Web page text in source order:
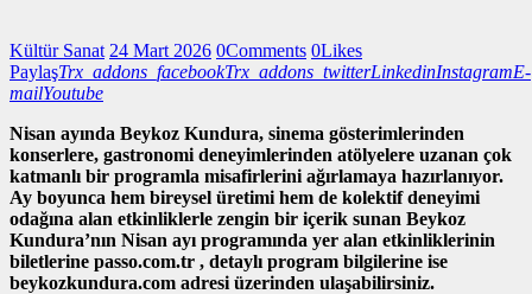
Kültür Sanat 24 Mart 2026 0Comments 0Likes
PaylaşTrx_addons_facebookTrx_addons_twitterLinkedinInstagramE-
mailYoutube
Nisan ayında Beykoz Kundura, sinema gösterimlerinden
konserlere, gastronomi deneyimlerinden atölyelere uzanan çok
katmanlı bir programla misafirlerini ağırlamaya hazırlanıyor.
Ay boyunca hem bireysel üretimi hem de kolektif deneyimi
odağına alan etkinliklerle zengin bir içerik sunan Beykoz
Kundura’nın Nisan ayı programında yer alan etkinliklerinin
biletlerine passo.com.tr , detaylı program bilgilerine ise
beykozkundura.com adresi üzerinden ulaşabilirsiniz.